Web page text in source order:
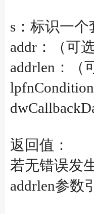
s：标识一
addr：（可
addrlen：（
返回值：
若无错误发
addrlen参数